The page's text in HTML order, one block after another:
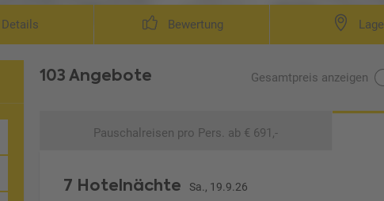
Details Bewertung Lage
103 Angebote Gesamtpreis anzeigen
Pauschalreisen pro Pers. ab € 691,-
7 Hotelnächte Sa., 19.9.26